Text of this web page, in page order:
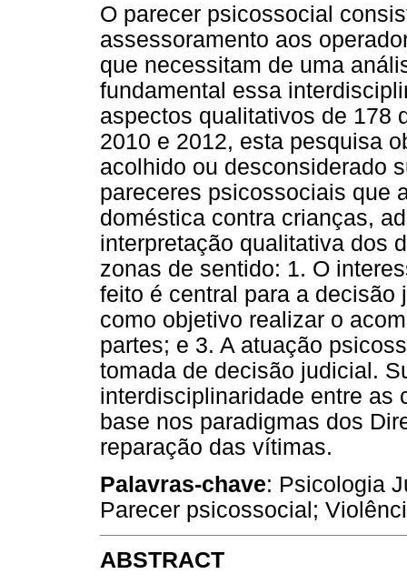
O parecer psicossocial
assessoramento aos
que necessitam de uma
fundamental essa
aspectos qualitativos de 178
2010 e 2012, esta pesquisa
acolhido ou desconsiderado
pareceres psicossociais que
doméstica contra crianças,
interpretação qualitativa dos
zonas de sentido: 1. O
feito é central para a
como objetivo realizar o
partes; e 3. A atuação
tomada de decisão judicial.
interdisciplinaridade entre
base nos paradigmas dos
reparação das vítimas.
Palavras-chave: Psicologia
Parecer psicossocial;
ABSTRACT